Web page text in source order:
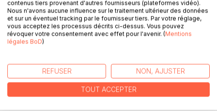
Chacun de nous a un avis sur l'école. Parce que nous y
avons grandi, parce que nous y emmenons nos enfants,
parce que, de près ou de loin, nous la fréquentons.
puis, le hasard de la vie a fait que j'y suis entrée, par la plus
petite porte.
Une année vécue au rythme des sonneries, des vacances
scolaires, des récrés et des heures de colle.
contenus tiers provenant d'autres fournisseurs (plateformes vidéo).
Nous n'avons aucune influence sur le traitement ultérieur des données
et sur un éventuel tracking par le fournisseur tiers. Par votre réglage,
vous acceptez les processus décrits ci-dessus. Vous pouvez
révoquer votre consentement avec effet pour l'avenir. (Mentions
légales BoD)
REFUSER NON, AJUSTER
TOUT ACCEPTER